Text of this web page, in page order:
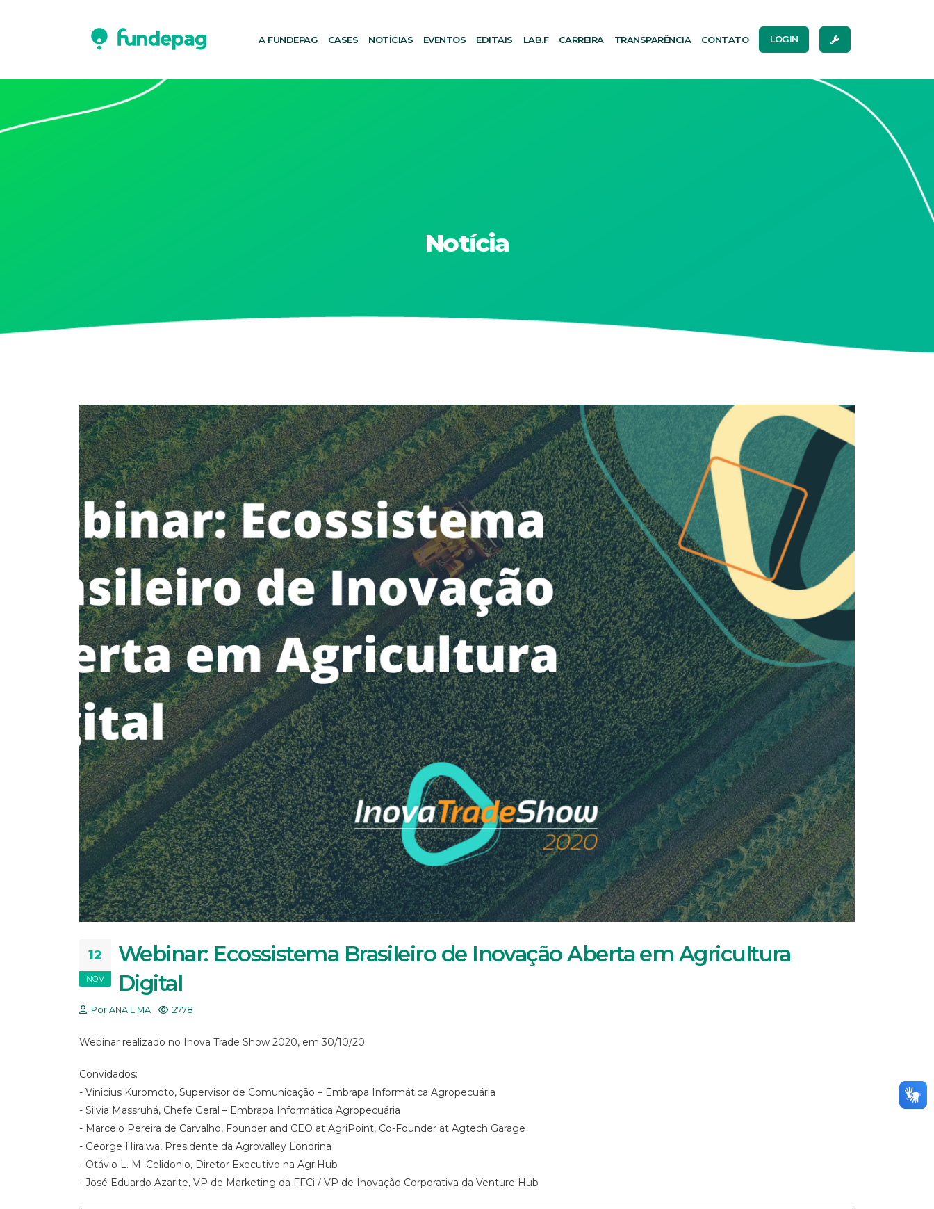
A FUNDEPAG CASES NOTÍCIAS EVENTOS EDITAIS LAB.F CARREIRA TRANSPARÊNCIA CONTATO LOGIN
Notícia
12
NOV
Webinar: Ecossistema Brasileiro de Inovação Aberta em Agricultura
Digital
Por ANA LIMA 2778
Webinar realizado no Inova Trade Show 2020, em 30/10/20.
Convidados:
- Vinicius Kuromoto, Supervisor de Comunicação – Embrapa Informática Agropecuária
- Silvia Massruhá, Chefe Geral – Embrapa Informática Agropecuária
- Marcelo Pereira de Carvalho, Founder and CEO at AgriPoint, Co-Founder at Agtech Garage
- George Hiraiwa, Presidente da Agrovalley Londrina
- Otávio L. M. Celidonio, Diretor Executivo na AgriHub
- José Eduardo Azarite, VP de Marketing da FFCi / VP de Inovação Corporativa da Venture Hub